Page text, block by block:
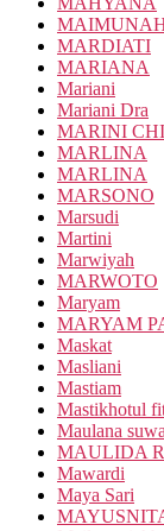
MARDIATI
MARIANA
Mariani
Mariani Dra
MARINI
MARLINA
MARLINA
MARSONO
Marsudi
Martini
Marwiyah
MARWOTO
Maryam
MARYAM
Maskat
Masliani
Mastiam
Mastikhotul
Maulana
MAULIDA
Mawardi
Maya Sari